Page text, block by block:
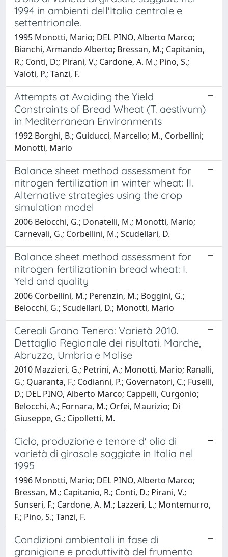
1994 in ambienti dell'Italia centrale e
settentrionale.
1995 Monotti, Mario; DEL PINO, Alberto Marco;
Bianchi, Armando Alberto; Bressan, M.; Capitanio,
R.; Conti, D:; Pirani, V.; Cardone, A. M.; Pino, S.;
Valoti, P.; Tanzi, F.
Attempts at Avoiding the Yield
Constraints of Bread Wheat (T. aestivum)
in Mediterranean Environments
1992 Borghi, B.; Guiducci, Marcello; M., Corbellini;
Monotti, Mario
Balance sheet method assessment for
nitrogen fertilization in winter wheat: II.
Alternative strategies using the crop
simulation model
2006 Belocchi, G.; Donatelli, M.; Monotti, Mario;
Carnevali, G.; Corbellini, M.; Scudellari, D.
Balance sheet method assessment for
nitrogen fertilizationin bread wheat: I.
Yeld and quality
2006 Corbellini, M.; Perenzin, M.; Boggini, G.;
Belocchi, G.; Scudellari, D.; Monotti, Mario
Cereali Grano Tenero: Varietà 2010.
Dettaglio Regionale dei risultati. Marche,
Abruzzo, Umbria e Molise
2010 Mazzieri, G.; Petrini, A.; Monotti, Mario; Ranalli,
G.; Quaranta, F.; Codianni, P.; Governatori, C.; Fuselli,
D.; DEL PINO, Alberto Marco; Cappelli, Curgonio;
Belocchi, A.; Fornara, M.; Orfei, Maurizio; Di
Giuseppe, G.; Cipolletti, M.
Ciclo, produzione e tenore d' olio di
varietà di girasole saggiate in Italia nel
1995
1996 Monotti, Mario; DEL PINO, Alberto Marco;
Bressan, M.; Capitanio, R.; Conti, D.; Pirani, V.;
Sunseri, F.; Cardone, A. M.; Lazzeri, L.; Montemurro,
F.; Pino, S.; Tanzi, F.
Condizioni ambientali in fase di
granigione e produttività del frumento